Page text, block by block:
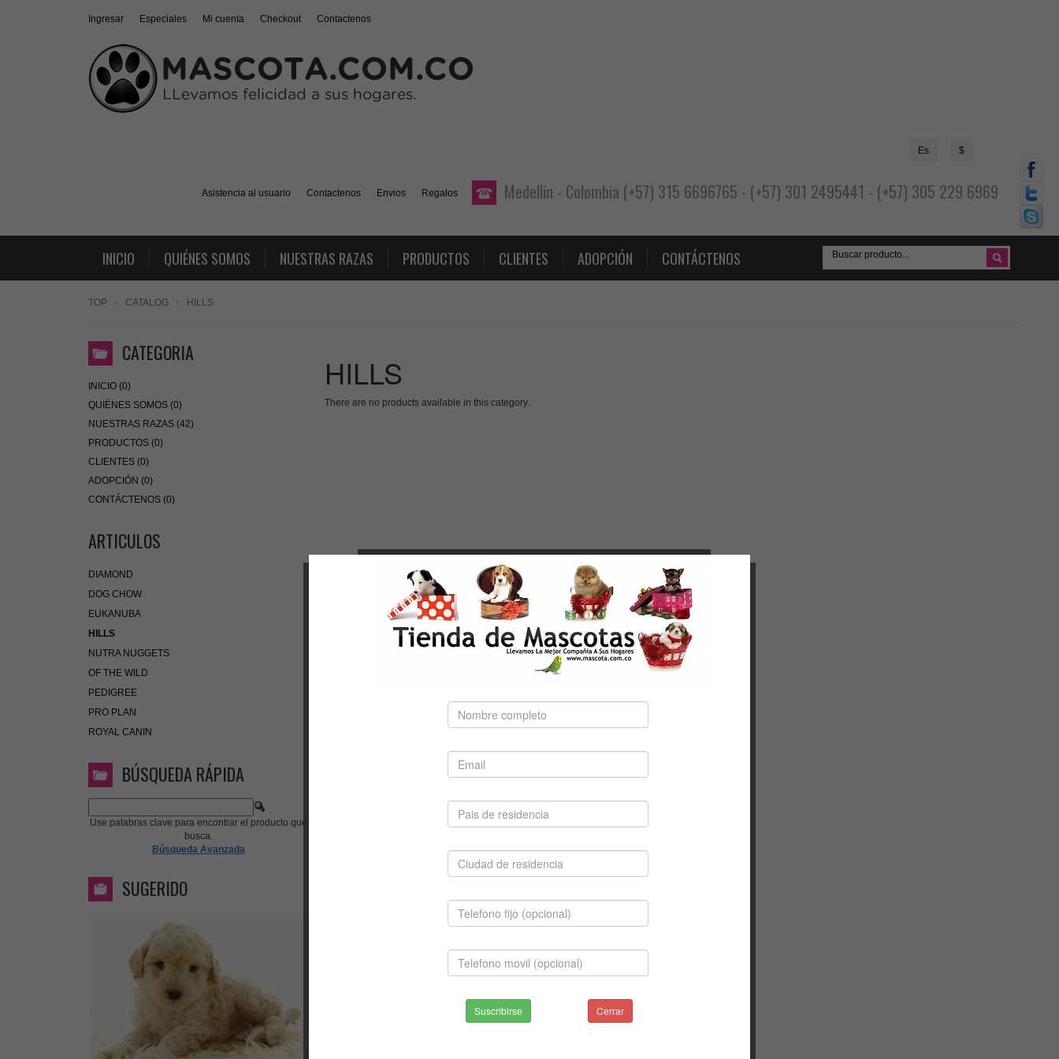
Ingresar Especiales Mi cuenta Checkout Contactenos
$
Es
Medellín - Colombia (+57) 315 6696765 - (+57) 301 2495441 - (+57) 305 229 6969
Asistencia al usuario Contactenos Envios Regalos
INICIO QUIÉNES SOMOS NUESTRAS RAZAS PRODUCTOS CLIENTES ADOPCIÓN CONTÁCTENOS
TOP CATALOG HILLS
HILLS
There are no products available in this category.
CATEGORIA
INICIO (0)
QUIÉNES SOMOS (0)
NUESTRAS RAZAS (42)
PRODUCTOS (0)
CLIENTES (0)
ADOPCIÓN (0)
CONTÁCTENOS (0)
ARTICULOS
DIAMOND
DOG CHOW
EUKANUBA
HILLS
NUTRA NUGGETS
OF THE WILD
PEDIGREE
PRO PLAN
ROYAL CANIN
BÚSQUEDA RÁPIDA
Use palabras clave para encontrar el producto que
busca.
Búsqueda Avanzada
SUGERIDO
Suscribirse Cerrar